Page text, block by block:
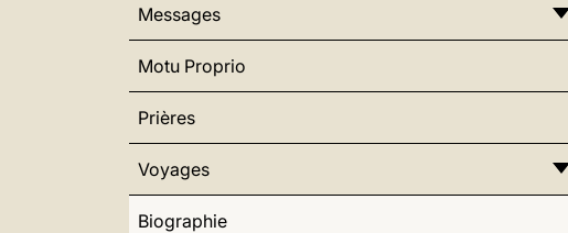
Messages
Motu Proprio
Prières
Voyages
Biographie